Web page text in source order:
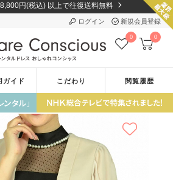
円(税込) 以上で往復送料無料
ログイン 新規会員登録
0 0
ガイド こだわり 閲覧履歴